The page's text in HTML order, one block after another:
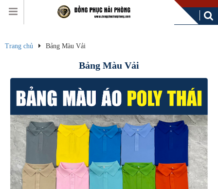
Trang chủ Bảng Màu Vải
Bảng Màu Vải